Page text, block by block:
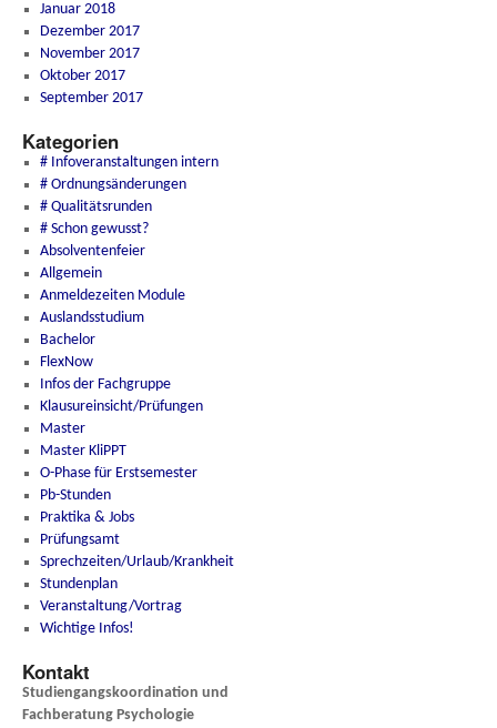
Januar 2018
Dezember 2017
November 2017
Oktober 2017
September 2017
Kategorien
# Infoveranstaltungen intern
# Ordnungsänderungen
# Qualitätsrunden
# Schon gewusst?
Absolventenfeier
Allgemein
Anmeldezeiten Module
Auslandsstudium
Bachelor
FlexNow
Infos der Fachgruppe
Klausureinsicht/Prüfungen
Master
Master KliPPT
O-Phase für Erstsemester
Pb-Stunden
Praktika & Jobs
Prüfungsamt
Sprechzeiten/Urlaub/Krankheit
Stundenplan
Veranstaltung/Vortrag
Wichtige Infos!
Kontakt
Studiengangskoordination und
Fachberatung Psychologie